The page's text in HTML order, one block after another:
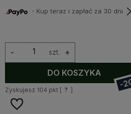
・Kup teraz i zapłać za 30 dni
szt. +
-
DO KOSZYKA
-
Zyskujesz 104 pkt [ ? ]